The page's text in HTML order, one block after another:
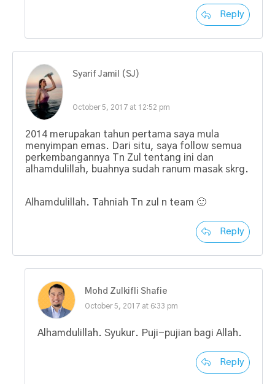
Reply
Syarif Jamil (SJ)
October 5, 2017 at 12:52 pm
2014 merupakan tahun pertama saya mula
menyimpan emas. Dari situ, saya follow semua
perkembangannya Tn Zul tentang ini dan
alhamdulillah, buahnya sudah ranum masak skrg.
Alhamdulillah. Tahniah Tn zul n team 🙂
Reply
Mohd Zulkifli Shafie
October 5, 2017 at 6:33 pm
Alhamdulillah. Syukur. Puji-pujian bagi Allah.
Reply